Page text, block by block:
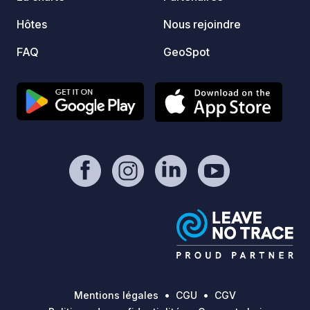
Hôtes
FAQ
Nous rejoindre
GeoSpot
Mentions légales CGU
CGV